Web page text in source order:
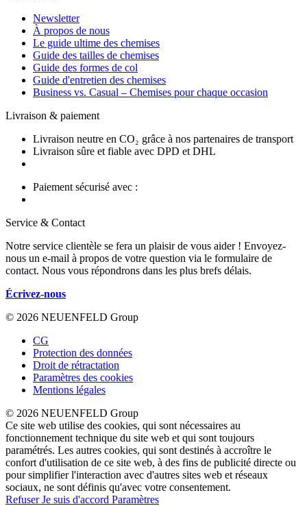
Newsletter
À propos de nous
Le guide ultime des chemises
Guide des tailles de chemises
Guide des formes de col
Guide d'entretien des chemises
Business vs. Casual – Chemises pour chaque occasion
Livraison & paiement
Livraison neutre en CO₂ grâce à nos partenaires de transport
Livraison sûre et fiable avec DPD et DHL
Paiement sécurisé avec :
Service & Contact
Notre service clientèle se fera un plaisir de vous aider ! Envoyez-
nous un e-mail à propos de votre question via le formulaire de
contact. Nous vous répondrons dans les plus brefs délais.
Écrivez-nous
© 2026 NEUENFELD Group
CG
Protection des données
Droit de rétractation
Paramètres des cookies
Mentions légales
© 2026 NEUENFELD Group
Ce site web utilise des cookies, qui sont nécessaires au
fonctionnement technique du site web et qui sont toujours
paramétrés. Les autres cookies, qui sont destinés à accroître le
confort d'utilisation de ce site web, à des fins de publicité directe ou
pour simplifier l'interaction avec d'autres sites web et réseaux
sociaux, ne sont définis qu'avec votre consentement.
RefuserJe suis d'accord Paramètres